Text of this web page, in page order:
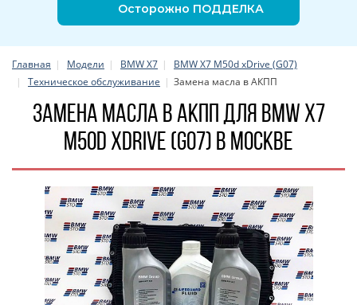
Осторожно ПОДДЕЛКА
Главная Модели BMW X7
BMW X7 M50d xDrive (G07)
Техническое обслуживание
Замена масла в АКПП
Замена масла в АКПП для BMW X7
M50d xDrive (G07) в Москве